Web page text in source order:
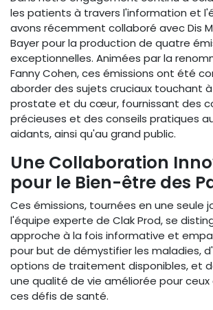
les patients à travers l'information et
avons récemment collaboré avec Dis
Bayer pour la production de quatre
exceptionnelles. Animées par la
Fanny Cohen, ces émissions ont été
aborder des sujets cruciaux touchant
prostate et du cœur, fournissant des
précieuses et des conseils pratiques
aidants, ainsi qu'au grand public.
Une Collaboration
pour le Bien-être des
Ces émissions, tournées en une seule
l'équipe experte de Clak Prod, se
approche à la fois informative et
pour but de démystifier les maladies,
options de traitement disponibles, et
une qualité de vie améliorée pour
ces défis de santé.